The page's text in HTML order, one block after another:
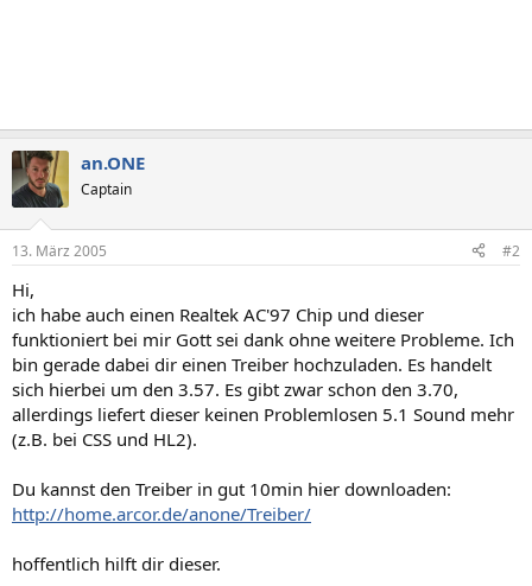
an.ONE
Captain
13. März 2005 #2
Hi,
ich habe auch einen Realtek AC'97 Chip und dieser
funktioniert bei mir Gott sei dank ohne weitere Probleme. Ich
bin gerade dabei dir einen Treiber hochzuladen. Es handelt
sich hierbei um den 3.57. Es gibt zwar schon den 3.70,
allerdings liefert dieser keinen Problemlosen 5.1 Sound mehr
(z.B. bei CSS und HL2).
Du kannst den Treiber in gut 10min hier downloaden:
http://home.arcor.de/anone/Treiber/
hoffentlich hilft dir dieser.